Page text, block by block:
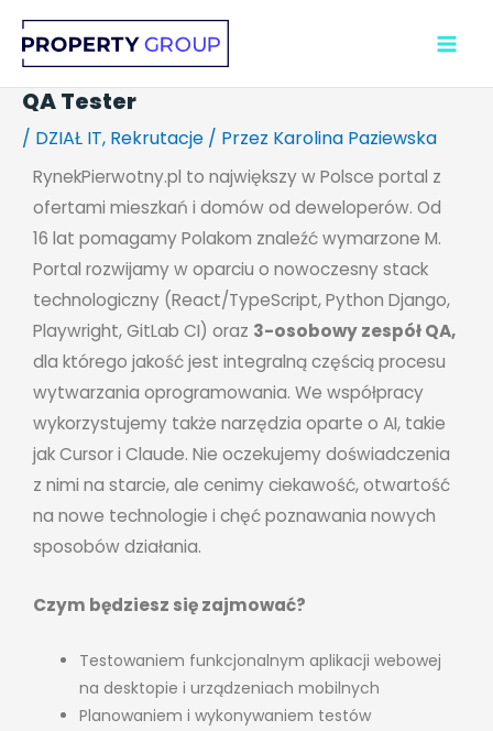
Przejdź
QA Tester
/ DZIAŁ IT, Rekrutacje / Przez Karolina Paziewska
RynekPierwotny.pl to największy w Polsce portal z
ofertami mieszkań i domów od deweloperów. Od
16 lat pomagamy Polakom znaleźć wymarzone M.
Portal rozwijamy w oparciu o nowoczesny stack
technologiczny (React/TypeScript, Python Django,
Playwright, GitLab CI) oraz 3-osobowy zespół QA,
dla którego jakość jest integralną częścią procesu
wytwarzania oprogramowania. We współpracy
wykorzystujemy także narzędzia oparte o AI, takie
jak Cursor i Claude. Nie oczekujemy doświadczenia
z nimi na starcie, ale cenimy ciekawość, otwartość
na nowe technologie i chęć poznawania nowych
sposobów działania.
Czym będziesz się zajmować?
Testowaniem funkcjonalnym aplikacji webowej
na desktopie i urządzeniach mobilnych
Planowaniem i wykonywaniem testów